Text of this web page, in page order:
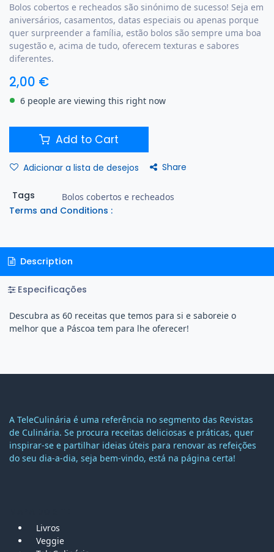
Bolos cobertos e recheados são sinónimo de sucesso! Seja em
aniversários, casamentos, datas especiais ou apenas porque
quer surpreender a família, estão bolos são sempre uma boa
sugestão e, acima de tudo, oferecem texturas e sabores
diferentes.
2,00 €
6 people are viewing this right now
Add to Cart
Adicionar a lista de desejos Share
Tags Bolos cobertos e recheados
Terms and Conditions :
Description
Especificações
Descubra as 60 receitas que temos para si e saboreie o
melhor que a Páscoa tem para lhe oferecer!
A TeleCulinária é uma referência no segmento das Revistas
de Culinária. Se procura receitas deliciosas e práticas, quer
inspirar-se e partilhar ideias úteis para renovar as refeições
do seu dia-a-dia, seja bem-vindo, está na página certa!
Livros
Veggie